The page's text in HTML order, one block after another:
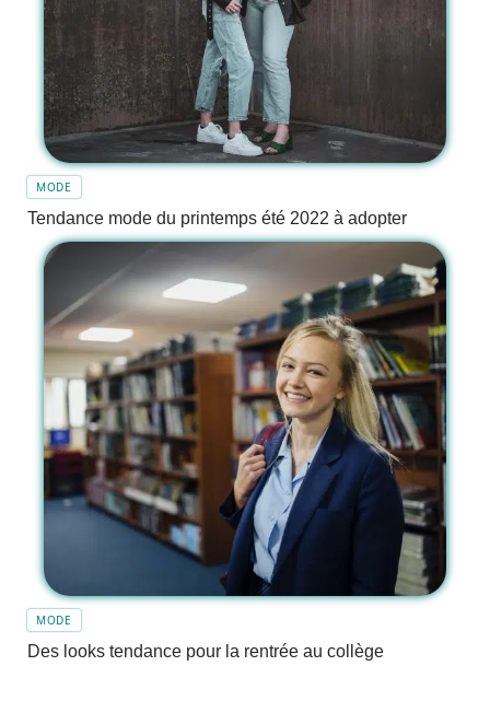
MODE
Tendance mode du printemps été 2022 à adopter
MODE
Des looks tendance pour la rentrée au collège